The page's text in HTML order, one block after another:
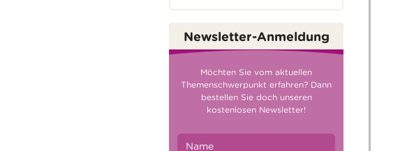
Newsletter-Anmeldung
Möchten Sie vom aktuellen
Themenschwerpunkt erfahren? Dann
bestellen Sie doch unseren
kostenlosen Newsletter!